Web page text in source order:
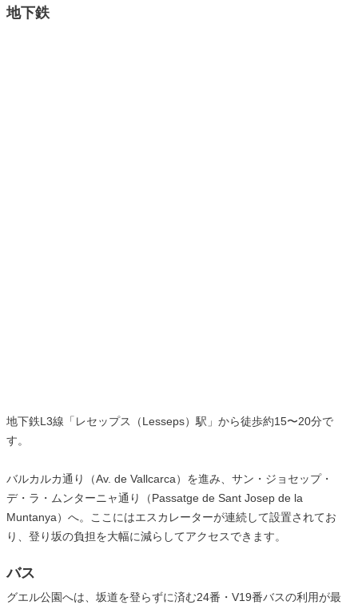
地下鉄
地下鉄L3線「レセップス（Lesseps）駅」から徒歩約15〜20分で
す。
バルカルカ通り（Av. de Vallcarca）を進み、サン・ジョセップ・
デ・ラ・ムンターニャ通り（Passatge de Sant Josep de la
Muntanya）へ。ここにはエスカレーターが連続して設置されてお
り、登り坂の負担を大幅に減らしてアクセスできます。
バス
グエル公園へは、坂道を登らずに済む24番・V19番バスの利用が最